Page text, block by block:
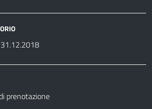
prenotazione